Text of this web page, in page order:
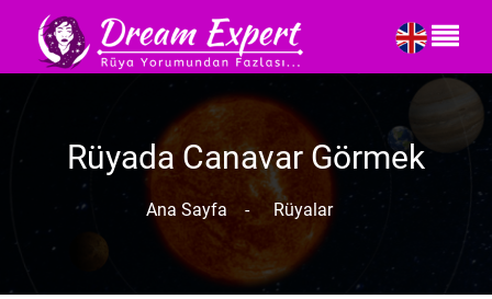
Rüyada Canavar Görmek
Ana Sayfa - Rüyalar